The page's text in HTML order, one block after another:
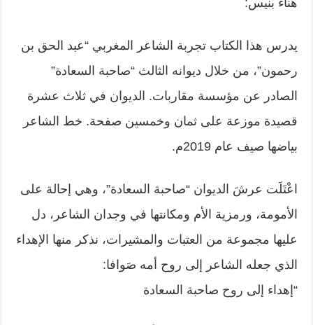
هناء بنيس:
يدرس هذا الكتاب تجربة الشاعر المغربي “عبد الحق بن
رحمون”، من خلال ديوانه الثالث “صاحبة السعادة”
الصادر عن مؤسسة مقاربات. الديوان في ثلاث عشرة
قصيدة موزعة على ثمان وخمسين صفحة. خط الشاعر
بياضها صيف عام 2019م.
اعْتَلَت عرشَ الديوان “صاحبة السعادة”، وهي إحالة على
الأمومة، ورمزية الأم ومكانتها في وجدان الشاعر، دل
عليها مجموعة من العتبات والمشيرات، نذكر منها الإهداء
الذي جعله الشاعر إلى روح أمه صَوافا:
“إهداء إلى روح صاحبة السعادة